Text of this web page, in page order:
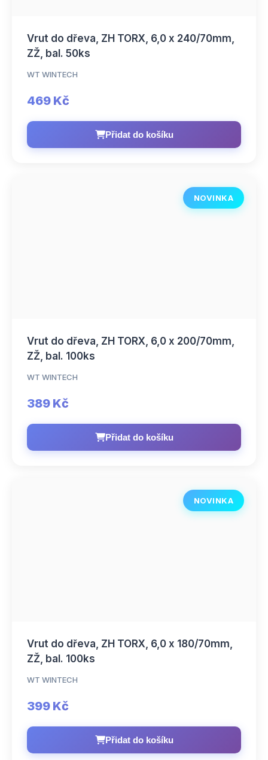
Vrut do dřeva, ZH TORX, 6,0 x 240/70mm,
ZŽ, bal. 50ks
WT WINTECH
469 Kč
Přidat do košíku
NOVINKA
Vrut do dřeva, ZH TORX, 6,0 x 200/70mm,
ZŽ, bal. 100ks
WT WINTECH
389 Kč
Přidat do košíku
NOVINKA
Vrut do dřeva, ZH TORX, 6,0 x 180/70mm,
ZŽ, bal. 100ks
WT WINTECH
399 Kč
Přidat do košíku